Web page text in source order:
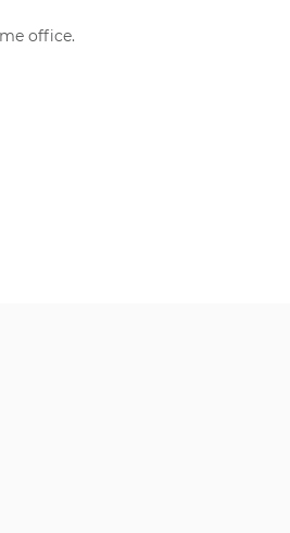
office.